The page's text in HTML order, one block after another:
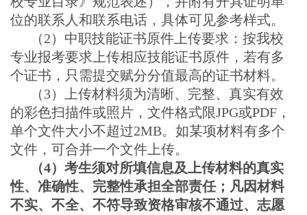
位的联系人和联系电话，具体可见参考样式。
（2）中职技能证书原件上传要求：按我校
专业报考要求上传相应技能证书原件，若有多
个证书，只需提交赋分分值最高的证书材料。
（3）上传材料须为清晰、完整、真实有效
的彩色扫描件或照片，文件格式限JPG或PDF，
单个文件大小不超过2MB。如某项材料有多个
文件，可合并一个文件上传。
（4）考生须对所填信息及上传材料的真实
性、准确性、完整性承担全部责任；凡因材料
不实、不全、不符导致资格审核不通过、志愿